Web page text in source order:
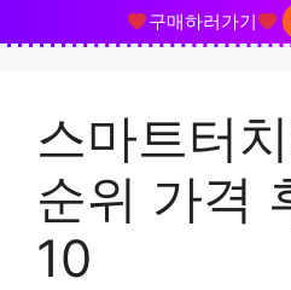
구매하러가기
content스마트터
순위 가격
10